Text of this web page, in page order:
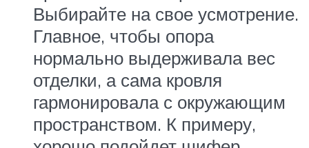
Выбирайте на свое усмотрение.
Главное, чтобы опора
нормально выдерживала вес
отделки, а сама кровля
гармонировала с окружающим
пространством. К примеру,